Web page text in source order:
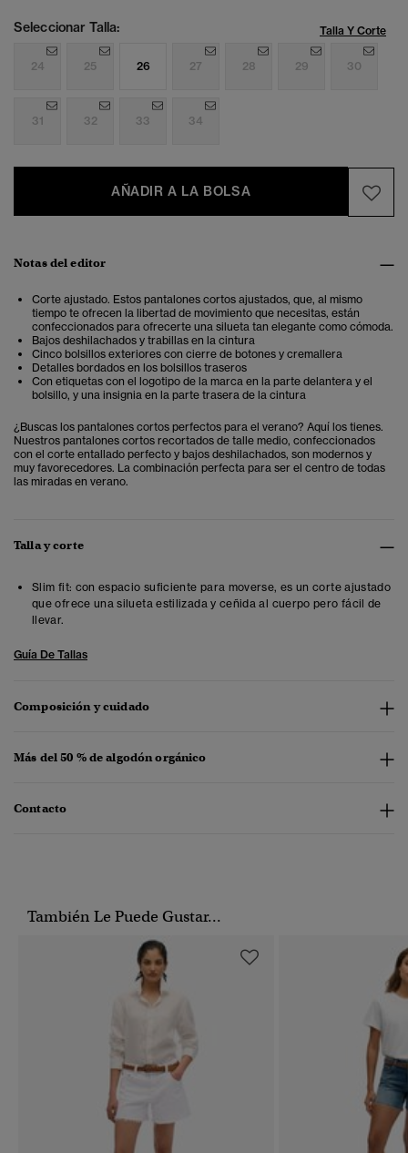
Seleccionar Talla: Talla Y Corte
24 25 26 27 28 29 30
31 32 33 34
AÑADIR A LA BOLSA
Notas del editor
Corte ajustado. Estos pantalones cortos ajustados, que, al mismo
tiempo te ofrecen la libertad de movimiento que necesitas, están
confeccionados para ofrecerte una silueta tan elegante como cómoda.
Bajos deshilachados y trabillas en la cintura
Cinco bolsillos exteriores con cierre de botones y cremallera
Detalles bordados en los bolsillos traseros
Con etiquetas con el logotipo de la marca en la parte delantera y el
bolsillo, y una insignia en la parte trasera de la cintura
¿Buscas los pantalones cortos perfectos para el verano? Aquí los tienes.
Nuestros pantalones cortos recortados de talle medio, confeccionados
con el corte entallado perfecto y bajos deshilachados, son modernos y
muy favorecedores. La combinación perfecta para ser el centro de todas
las miradas en verano.
Talla y corte
Slim fit: con espacio suficiente para moverse, es un corte ajustado
que ofrece una silueta estilizada y ceñida al cuerpo pero fácil de
llevar.
Guía De Tallas
Composición y cuidado
Más del 50 % de algodón orgánico
Contacto
También Le Puede Gustar...